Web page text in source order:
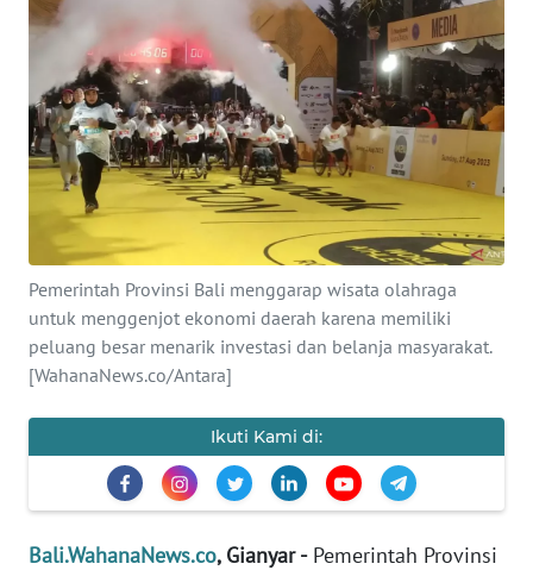
Pemerintah Provinsi Bali menggarap wisata olahraga
untuk menggenjot ekonomi daerah karena memiliki
peluang besar menarik investasi dan belanja masyarakat.
[WahanaNews.co/Antara]
Ikuti Kami di:
Bali.WahanaNews.co, Gianyar -Pemerintah Provinsi
Informasi
INDEKS
BERITA
KONTAK
INFO
IKLAN
TENTANG
KAMI
REDAKSI